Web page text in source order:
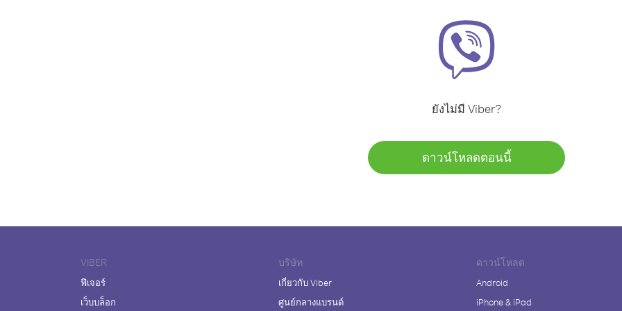
ยังไม่มี Viber?
ดาวน์โหลดตอนนี้
VIBER
ฟีเจอร์
เว็บบล็อก
บริษัท
เกี่ยวกับ Viber
ศูนย์กลางแบรนด์
ดาวน์โหลด
Android
iPhone & iPad